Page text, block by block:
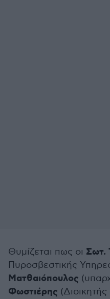
Θυμίζεται πως οι Σωτ.
Πυροσβεστικής
Ματθαιόπουλος
Φωστιέρης